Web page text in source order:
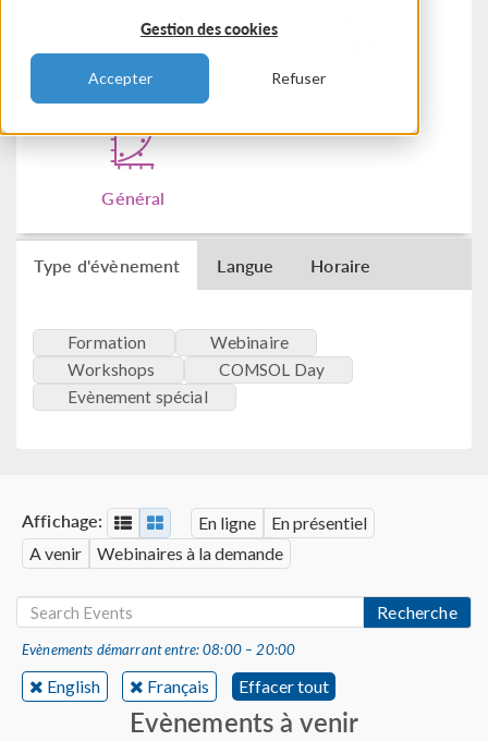
Gestion des cookies
Accepter Refuser
Chimie Interfaces
Général
Type d'évènement Langue Horaire
Formation
Webinaire
Workshops
COMSOL Day
Evènement spécial
Affichage: En ligne
En présentiel
A venir
Webinaires à la demande
Recherche
Evènements démarrant entre: 08:00 – 20:00
English Français Effacer tout
Evènements à venir